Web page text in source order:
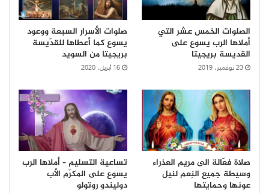
الصلوات الخمس عشر التي
أملاها الرب يسوع على
القديسة بريجيتا
23 نوفمبر، 2019
صلوات الأسرار السبعة ووعود
يسوع كما أعطاها للقدّيسة
بريجيتا من السويد
16 أبريل، 2020
صلاة فعّالة الى مريم العذراء
وسيطة جميع النِعم لنيل
عونها وحمايتها
تساعية التسليم – أملاها الرب
يسوع على المكرّم الأب
دوليندو روتولو